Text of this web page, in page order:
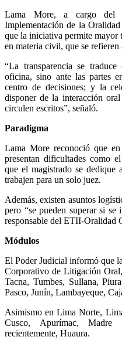
Lama More, a cargo del
Implementación de la
que la iniciativa permite mayor
en materia civil, que se refieren
“La transparencia se
oficina, sino ante las partes
centro de decisiones; y la
disponer de la interacción
circulen escritos”, señaló.
Paradigma
Lama More reconoció que
presentan dificultades como
que el magistrado se dedique
trabajen para un solo juez.
Además, existen asuntos
pero “se pueden superar si
responsable del ETII-Oralidad
Módulos
El Poder Judicial informó que
Corporativo de Litigación
Tacna, Tumbes, Sullana,
Pasco, Junín, Lambayeque,
Asimismo en Lima Norte,
Cusco, Apurímac,
recientemente, Huaura.